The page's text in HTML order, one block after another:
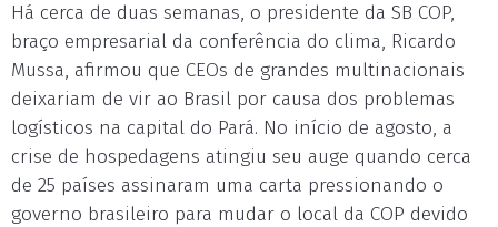
Há cerca de duas semanas, o presidente da SB COP,
braço empresarial da conferência do clima, Ricardo
Mussa, afirmou que CEOs de grandes multinacionais
deixariam de vir ao Brasil por causa dos problemas
logísticos na capital do Pará. No início de agosto, a
crise de hospedagens atingiu seu auge quando cerca
de 25 países assinaram uma carta pressionando o
governo brasileiro para mudar o local da COP devido